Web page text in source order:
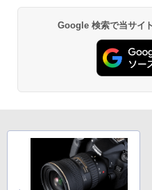
Google 検索で当サイ